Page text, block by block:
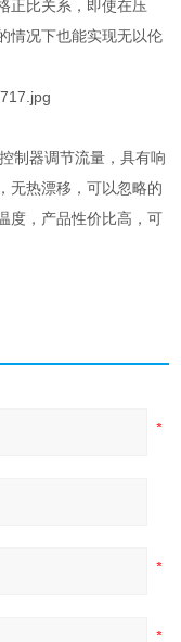
正比关系，即使在压
情况下也能实现无以伦
制器调节流量，具有响
无热漂移，可以忽略的
度，产品性价比高，可